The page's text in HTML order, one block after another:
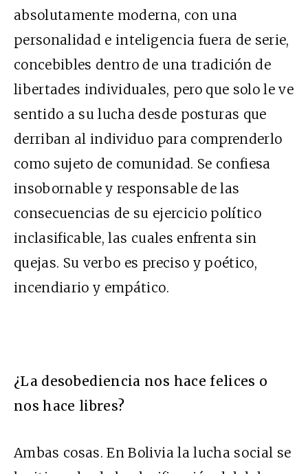
absolutamente moderna, con una
personalidad e inteligencia fuera de serie,
concebibles dentro de una tradición de
libertades individuales, pero que solo le ve
sentido a su lucha desde posturas que
derriban al individuo para comprenderlo
como sujeto de comunidad. Se confiesa
insobornable y responsable de las
consecuencias de su ejercicio político
inclasificable, las cuales enfrenta sin
quejas. Su verbo es preciso y poético,
incendiario y empático.
¿La desobediencia nos hace felices o
nos hace libres?
Ambas cosas. En Bolivia la lucha social se